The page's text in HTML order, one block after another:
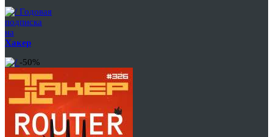
Годовая
подписка
на
Хакер
-50%